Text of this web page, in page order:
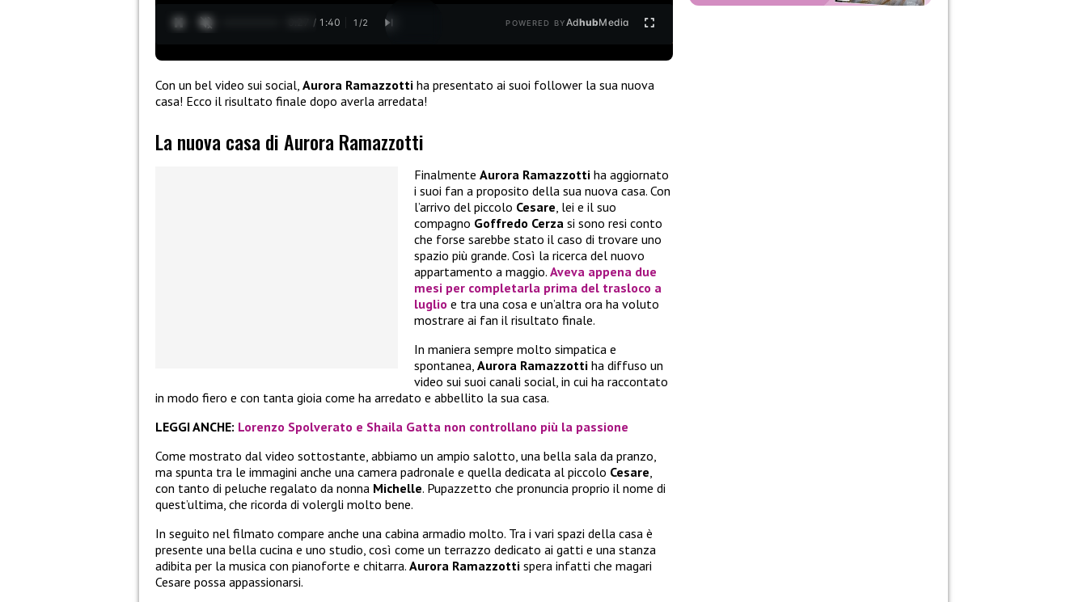
0:28 / 1:40 1 /2 POWERED BYAdhubMedia
Con un bel video sui social, Aurora Ramazzotti ha presentato ai suoi follower la sua nuova
casa! Ecco il risultato finale dopo averla arredata!
La nuova casa di Aurora Ramazzotti
Finalmente Aurora Ramazzotti ha aggiornato
i suoi fan a proposito della sua nuova casa. Con
l’arrivo del piccolo Cesare, lei e il suo
compagno Goffredo Cerza si sono resi conto
che forse sarebbe stato il caso di trovare uno
spazio più grande. Così la ricerca del nuovo
appartamento a maggio. Aveva appena due
mesi per completarla prima del trasloco a
luglio e tra una cosa e un’altra ora ha voluto
mostrare ai fan il risultato finale.
In maniera sempre molto simpatica e
spontanea, Aurora Ramazzotti ha diffuso un
video sui suoi canali social, in cui ha raccontato
in modo fiero e con tanta gioia come ha arredato e abbellito la sua casa.
LEGGI ANCHE: Lorenzo Spolverato e Shaila Gatta non controllano più la passione
Come mostrato dal video sottostante, abbiamo un ampio salotto, una bella sala da pranzo,
ma spunta tra le immagini anche una camera padronale e quella dedicata al piccolo Cesare,
con tanto di peluche regalato da nonna Michelle. Pupazzetto che pronuncia proprio il nome di
quest’ultima, che ricorda di volergli molto bene.
In seguito nel filmato compare anche una cabina armadio molto. Tra i vari spazi della casa è
presente una bella cucina e uno studio, così come un terrazzo dedicato ai gatti e una stanza
adibita per la musica con pianoforte e chitarra. Aurora Ramazzotti spera infatti che magari
Cesare possa appassionarsi.